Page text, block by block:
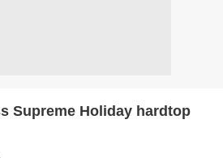
Supreme Holiday hardtop